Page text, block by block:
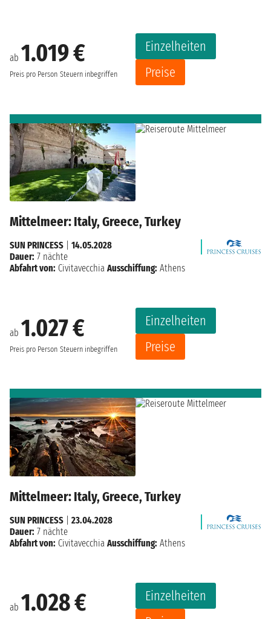
ab 1.019 €
Preis pro Person Steuern inbegriffen
Einzelheiten
Preise
Mittelmeer: Italy, Greece, Turkey
ab 1.027 €
Preis pro Person Steuern inbegriffen
Einzelheiten
Preise
SUN PRINCESS
14.05.2028
Dauer: 7 nächte
Abfahrt von: Civitavecchia Ausschiffung: Athens
Mittelmeer: Italy, Greece, Turkey
ab 1.028 €
Einzelheiten
SUN PRINCESS
23.04.2028
Dauer: 7 nächte
Abfahrt von: Civitavecchia Ausschiffung: Athens